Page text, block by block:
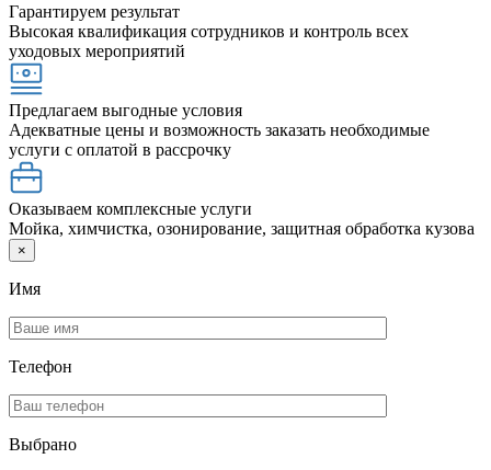
Гарантируем результат
Высокая квалификация сотрудников и контроль всех
уходовых мероприятий
Предлагаем выгодные условия
Адекватные цены и возможность заказать необходимые
услуги с оплатой в рассрочку
Оказываем комплексные услуги
Мойка, химчистка, озонирование, защитная обработка кузова
×
Имя
Телефон
Выбрано